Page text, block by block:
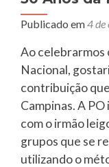
Publicado em4 de
Ao celebrarmos
Nacional,
contribuição
Campinas. A
com o irmão
grupos que se
utilizando o